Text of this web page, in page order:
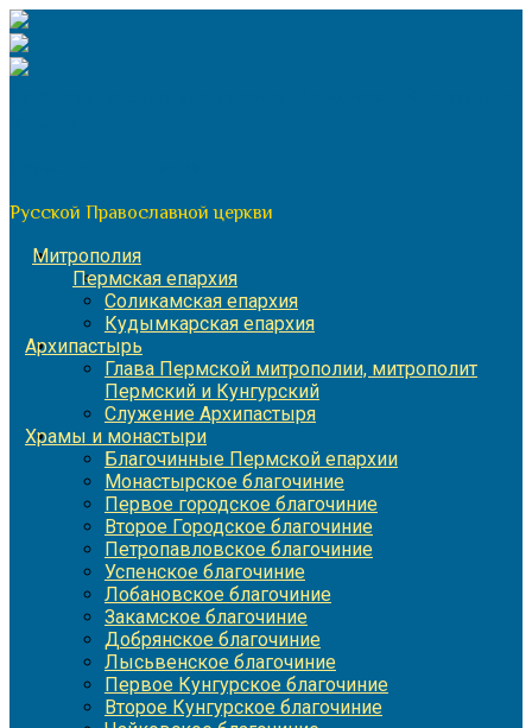
Перейти
к
содержимому
Русской Православной церкви
Митрополия
Пермская епархия
Соликамская епархия
Кудымкарская епархия
Архипастырь
Глава Пермской митрополии, митрополит
Пермский и Кунгурский
Служение Архипастыря
Храмы и монастыри
Благочинные Пермской епархии
Монастырское благочиние
Первое городское благочиние
Второе Городское благочиние
Петропавловское благочиние
Успенское благочиние
Лобановское благочиние
Закамское благочиние
Добрянское благочиние
Лысьвенское благочиние
Первое Кунгурское благочиние
Второе Кунгурское благочиние